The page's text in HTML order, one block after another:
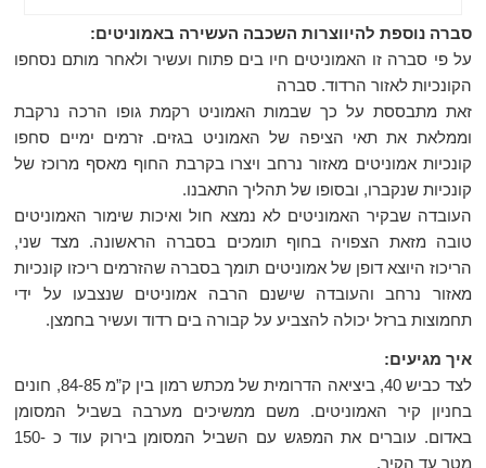
סברה נוספת להיווצרות השכבה העשירה באמוניטים:
על פי סברה זו האמוניטים חיו בים פתוח ועשיר ולאחר מותם נסחפו
הקונכיות לאזור הרדוד. סברה
זאת מתבססת על כך שבמות האמוניט רקמת גופו הרכה נרקבת
וממלאת את תאי הציפה של האמוניט בגזים. זרמים ימיים סחפו
קונכיות אמוניטים מאזור נרחב ויצרו בקרבת החוף מאסף מרוכז של
קונכיות שנקברו, ובסופו של תהליך התאבנו.
העובדה שבקיר האמוניטים לא נמצא חול ואיכות שימור האמוניטים
טובה מזאת הצפויה בחוף תומכים בסברה הראשונה. מצד שני,
הריכוז היוצא דופן של אמוניטים תומך בסברה שהזרמים ריכזו קונכיות
מאזור נרחב והעובדה שישנם הרבה אמוניטים שנצבעו על ידי
תחמוצות ברזל יכולה להצביע על קבורה בים רדוד ועשיר בחמצן.
איך מגיעים:
לצד כביש 40, ביציאה הדרומית של מכתש רמון בין ק”מ 84-85, חונים
בחניון קיר האמוניטים. משם ממשיכים מערבה בשביל המסומן
באדום. עוברים את המפגש עם השביל המסומן בירוק עוד כ -150
מטר עד הקיר.